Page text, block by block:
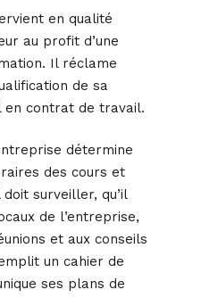
en qualité
au profit d’une
Il réclame
de sa
en contrat de travail.
détermine
des cours et
doit surveiller, qu’il
de l’entreprise,
et aux conseils
un cahier de
ses plans de